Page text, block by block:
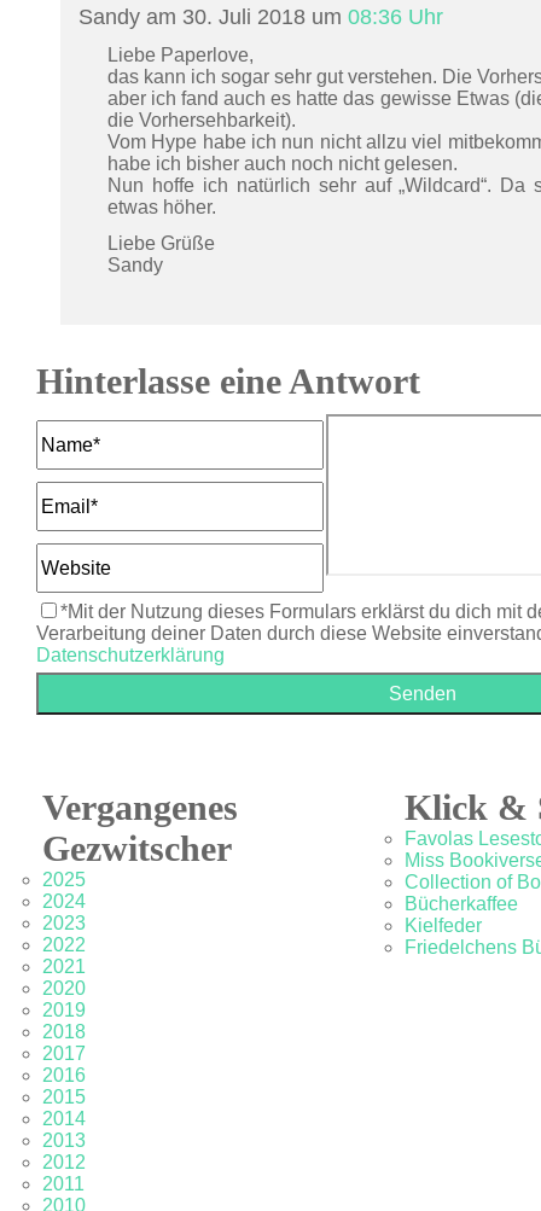
Sandy am 30. Juli 2018 um 08:36 Uhr
Liebe Paperlove,
das kann ich sogar sehr gut verstehen. Die
aber ich fand auch es hatte das gewisse Etwas
die Vorhersehbarkeit).
Vom Hype habe ich nun nicht allzu viel
habe ich bisher auch noch nicht gelesen.
Nun hoffe ich natürlich sehr auf „Wildcard“. Da
etwas höher.
Liebe Grüße
Sandy
Hinterlasse eine Antwort
*Mit der Nutzung dieses Formulars erklärst du dich mit
Verarbeitung deiner Daten durch diese Website
Datenschutzerklärung
Vergangenes
Gezwitscher
2025
2024
2023
2022
2021
2020
2019
2018
2017
2016
2015
2014
2013
2012
2011
2010
Klick &
Favolas
Miss
Collection of
Bücherkaffee
Kielfeder
Friedelchens